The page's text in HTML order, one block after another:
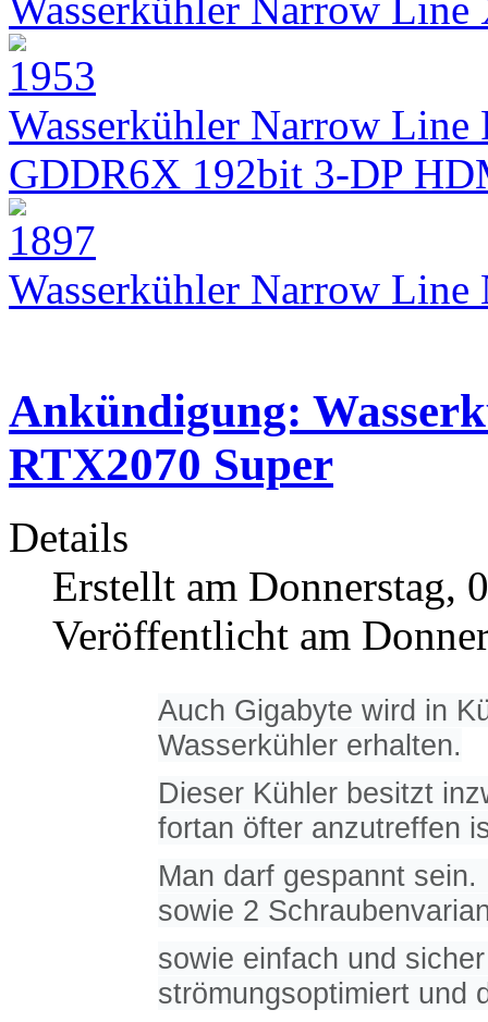
Wasserkühler Narrow Line
GDDR6X 192bit 3-DP
Wasserkühler Narrow
Ankündigung:
RTX2070 Super
Details
Erstellt am Donnerstag,
Veröffentlicht am
Auch Gigabyte wird in
Wasserkühler erhalten.
Dieser Kühler besitzt
fortan öfter anzutreffen
Man darf gespannt sein.
sowie 2
sowie einfach und
strömungsoptimiert und